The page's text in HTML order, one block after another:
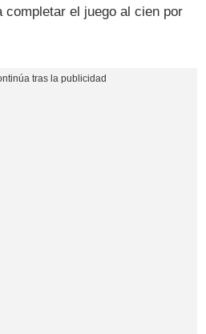
el juego al cien por